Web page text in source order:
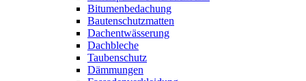
Bitumenbedachung
Bautenschutzmatten
Dachentwässerung
Dachbleche
Taubenschutz
Dämmungen